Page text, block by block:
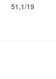
51,1/19